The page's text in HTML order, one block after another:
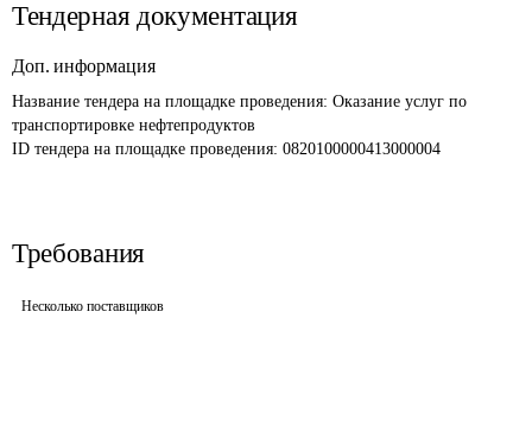
Тендерная документация
Доп. информация
Название тендера на площадке проведения: Оказание услуг по
транспортировке нефтепродуктов
ID тендера на площадке проведения: 0820100000413000004
Требования
Несколько поставщиков